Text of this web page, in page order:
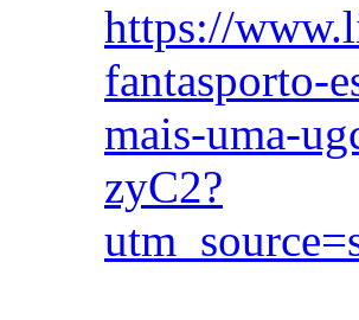
https://
fantasporto-
mais-uma-
zyC2?